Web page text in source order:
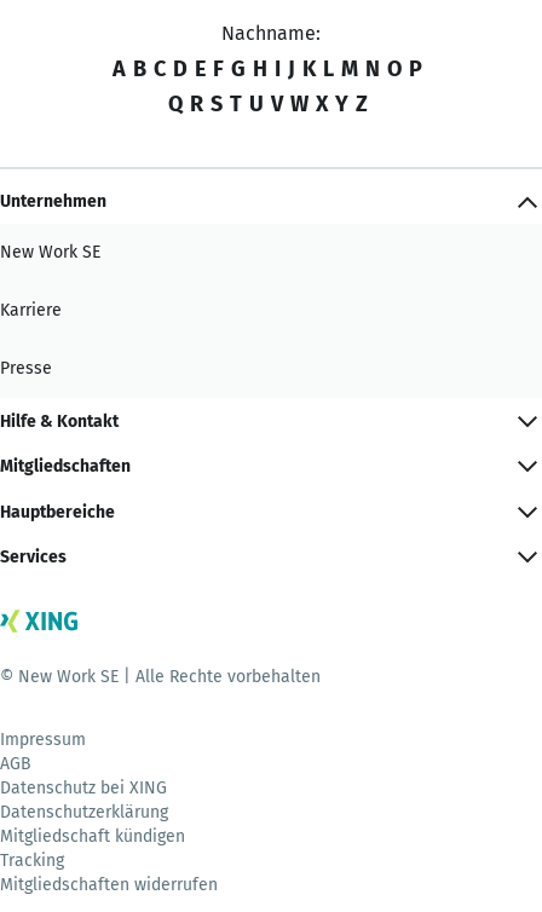
Nachname:
A B C D E F G H I J K L M N O P
Q R S T U V W X Y Z
Unternehmen
New Work SE
Karriere
Presse
Hilfe & Kontakt
Mitgliedschaften
Hauptbereiche
Services
© New Work SE | Alle Rechte vorbehalten
Impressum
AGB
Datenschutz bei XING
Datenschutzerklärung
Mitgliedschaft kündigen
Tracking
Mitgliedschaften widerrufen